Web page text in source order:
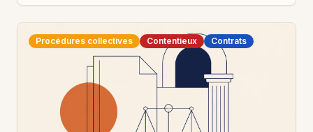
reversal within the three-month period of
Procedure.
Procédures collectives Contentieux Contrats